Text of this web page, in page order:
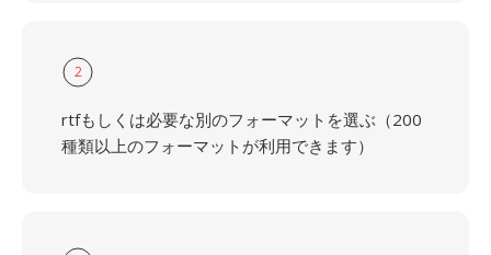
2
rtfもしくは必要な別のフォーマットを選ぶ（200
種類以上のフォーマットが利用できます）